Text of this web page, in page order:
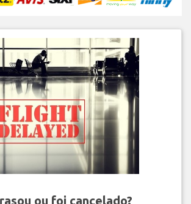
ou foi cancelado?